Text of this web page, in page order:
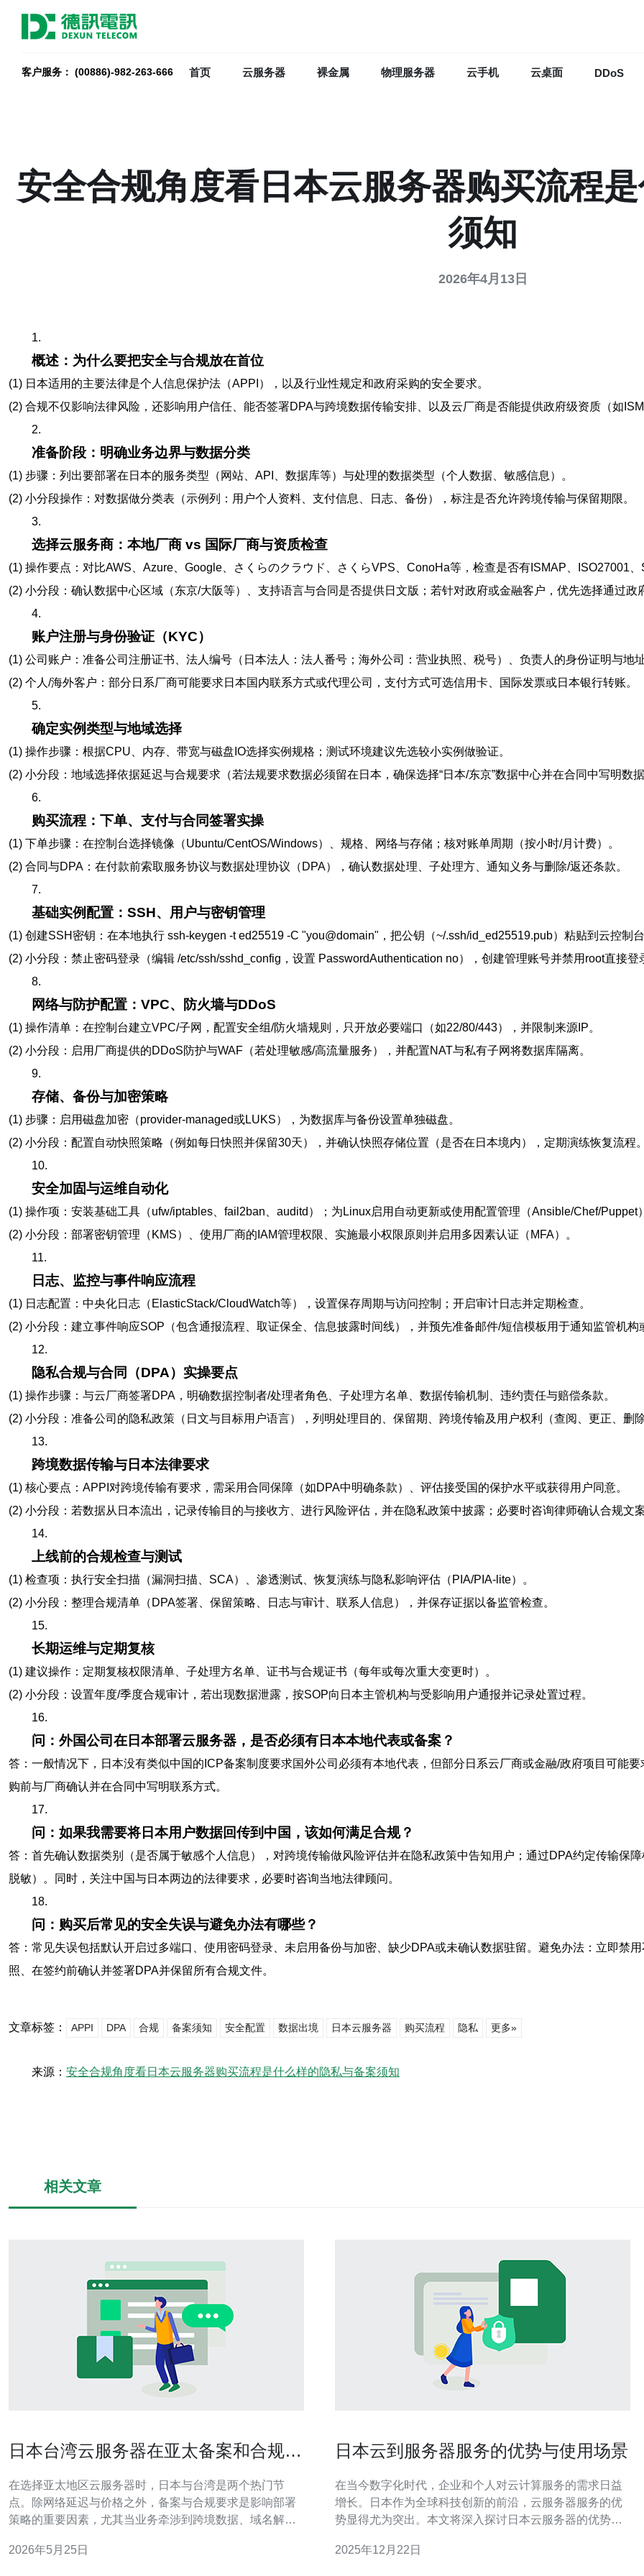
客户服务： (00886)-982-263-666 首页 云服务器 裸金属 物理服务器 云手机 云桌面 DDoS
安全合规角度看日本云服务器购买流程
须知
2026年4月13日
1.
概述：为什么要把安全与合规放在首位
(1) 日本适用的主要法律是个人信息保护法（APPI），以及行业性规定和政府采购的安全要求。
(2) 合规不仅影响法律风险，还影响用户信任、能否签署DPA与跨境数据传输安排、以及云厂商是否能提供政府级资质（如
2.
准备阶段：明确业务边界与数据分类
(1) 步骤：列出要部署在日本的服务类型（网站、API、数据库等）与处理的数据类型（个人数据、敏感信息）。
(2) 小分段操作：对数据做分类表（示例列：用户个人资料、支付信息、日志、备份），标注是否允许跨境传输与保留期限。
3.
选择云服务商：本地厂商 vs 国际厂商与资质检查
(1) 操作要点：对比AWS、Azure、Google、さくらのクラウド、さくらVPS、ConoHa等，检查是否有ISMAP、ISO27001、
(2) 小分段：确认数据中心区域（东京/大阪等）、支持语言与合同是否提供日文版；若针对政府或金融客户，优先选择通过政
4.
账户注册与身份验证（KYC）
(1) 公司账户：准备公司注册证书、法人编号（日本法人：法人番号；海外公司：营业执照、税号）、负责人的身份证明与地址
(2) 个人/海外客户：部分日系厂商可能要求日本国内联系方式或代理公司，支付方式可选信用卡、国际发票或日本银行转账。
5.
确定实例类型与地域选择
(1) 操作步骤：根据CPU、内存、带宽与磁盘IO选择实例规格；测试环境建议先选较小实例做验证。
(2) 小分段：地域选择依据延迟与合规要求（若法规要求数据必须留在日本，确保选择“日本/东京”数据中心并在合同中写明数据
6.
购买流程：下单、支付与合同签署实操
(1) 下单步骤：在控制台选择镜像（Ubuntu/CentOS/Windows）、规格、网络与存储；核对账单周期（按小时/月计费）。
(2) 合同与DPA：在付款前索取服务协议与数据处理协议（DPA），确认数据处理、子处理方、通知义务与删除/返还条款。
7.
基础实例配置：SSH、用户与密钥管理
(1) 创建SSH密钥：在本地执行 ssh-keygen -t ed25519 -C "you@domain"，把公钥（~/.ssh/id_ed25519.pub）粘贴到云控制台
(2) 小分段：禁止密码登录（编辑 /etc/ssh/sshd_config，设置 PasswordAuthentication no），创建管理账号并禁用root直接登
8.
网络与防护配置：VPC、防火墙与DDoS
(1) 操作清单：在控制台建立VPC/子网，配置安全组/防火墙规则，只开放必要端口（如22/80/443），并限制来源IP。
(2) 小分段：启用厂商提供的DDoS防护与WAF（若处理敏感/高流量服务），并配置NAT与私有子网将数据库隔离。
9.
存储、备份与加密策略
(1) 步骤：启用磁盘加密（provider-managed或LUKS），为数据库与备份设置单独磁盘。
(2) 小分段：配置自动快照策略（例如每日快照并保留30天），并确认快照存储位置（是否在日本境内），定期演练恢复流程。
10.
安全加固与运维自动化
(1) 操作项：安装基础工具（ufw/iptables、fail2ban、auditd）；为Linux启用自动更新或使用配置管理（Ansible/Chef/Puppet
(2) 小分段：部署密钥管理（KMS）、使用厂商的IAM管理权限、实施最小权限原则并启用多因素认证（MFA）。
11.
日志、监控与事件响应流程
(1) 日志配置：中央化日志（ElasticStack/CloudWatch等），设置保存周期与访问控制；开启审计日志并定期检查。
(2) 小分段：建立事件响应SOP（包含通报流程、取证保全、信息披露时间线），并预先准备邮件/短信模板用于通知监管机构
12.
隐私合规与合同（DPA）实操要点
(1) 操作步骤：与云厂商签署DPA，明确数据控制者/处理者角色、子处理方名单、数据传输机制、违约责任与赔偿条款。
(2) 小分段：准备公司的隐私政策（日文与目标用户语言），列明处理目的、保留期、跨境传输及用户权利（查阅、更正、删
13.
跨境数据传输与日本法律要求
(1) 核心要点：APPI对跨境传输有要求，需采用合同保障（如DPA中明确条款）、评估接受国的保护水平或获得用户同意。
(2) 小分段：若数据从日本流出，记录传输目的与接收方、进行风险评估，并在隐私政策中披露；必要时咨询律师确认合规文案
14.
上线前的合规检查与测试
(1) 检查项：执行安全扫描（漏洞扫描、SCA）、渗透测试、恢复演练与隐私影响评估（PIA/PIA-lite）。
(2) 小分段：整理合规清单（DPA签署、保留策略、日志与审计、联系人信息），并保存证据以备监管检查。
15.
长期运维与定期复核
(1) 建议操作：定期复核权限清单、子处理方名单、证书与合规证书（每年或每次重大变更时）。
(2) 小分段：设置年度/季度合规审计，若出现数据泄露，按SOP向日本主管机构与受影响用户通报并记录处置过程。
16.
问：外国公司在日本部署云服务器，是否必须有日本本地代表或备案？
答：一般情况下，日本没有类似中国的ICP备案制度要求国外公司必须有本地代表，但部分日系云厂商或金融/政府项目可能
购前与厂商确认并在合同中写明联系方式。
17.
问：如果我需要将日本用户数据回传到中国，该如何满足合规？
答：首先确认数据类别（是否属于敏感个人信息），对跨境传输做风险评估并在隐私政策中告知用户；通过DPA约定传输保
脱敏）。同时，关注中国与日本两边的法律要求，必要时咨询当地法律顾问。
18.
问：购买后常见的安全失误与避免办法有哪些？
答：常见失误包括默认开启过多端口、使用密码登录、未启用备份与加密、缺少DPA或未确认数据驻留。避免办法：立即禁
照、在签约前确认并签署DPA并保留所有合规文件。
文章标签： APPI DPA 合规 备案须知 安全配置 数据出境 日本云服务器 购买流程 隐私 更多»
来源： 安全合规角度看日本云服务器购买流程是什么样的隐私与备案须知
相关文章
日本台湾云服务器在亚太备案和合规方
在选择亚太地区云服务器时，日本与台湾是两个热门节
点。除网络延迟与价格之外，备案与合规要求是影响部署
策略的重要因素，尤其当业务牵涉到跨境数据、域名解
你合规运营并提升用户体验。 首先要明确的是，日本与台
2026年5月25日
日本云到服务器服务的优势与使用场景
在当今数字化时代，企业和个人对云计算服务的需求日益
增长。日本作为全球科技创新的前沿，云服务器服务的优
势显得尤为突出。本文将深入探讨日本云服务器的优势以
务器以其高速的网络连接而闻名，尤其适合需要快速数据
2025年12月22日